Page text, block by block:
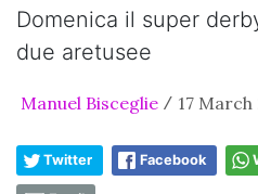
Domenica il super
due aretusee
Manuel Bisceglie / 17 March
Twitter Facebook